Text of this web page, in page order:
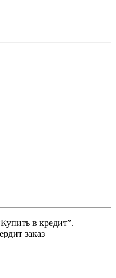
в кредит”.
заказ